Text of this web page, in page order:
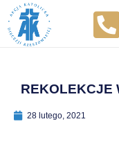
REKOLEKCJE
28 lutego, 2021